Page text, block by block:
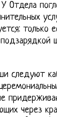
У Отдела
только
подзарядкой
следуют
через